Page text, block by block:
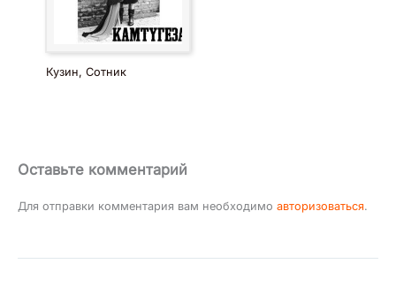
Кузин, Сотник
Оставьте комментарий
Для отправки комментария вам необходимо авторизоваться.